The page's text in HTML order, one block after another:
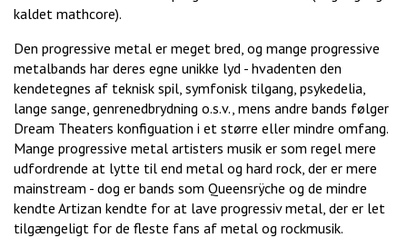
kaldet mathcore).
Den progressive metal er meget bred, og mange progressive
metalbands har deres egne unikke lyd - hvadenten den
kendetegnes af teknisk spil, symfonisk tilgang, psykedelia,
lange sange, genrenedbrydning o.s.v., mens andre bands følger
Dream Theaters konfiguation i et større eller mindre omfang.
Mange progressive metal artisters musik er som regel mere
udfordrende at lytte til end metal og hard rock, der er mere
mainstream - dog er bands som Queensrÿche og de mindre
kendte Artizan kendte for at lave progressiv metal, der er let
tilgængeligt for de fleste fans af metal og rockmusik.